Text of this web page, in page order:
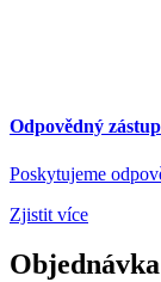
Odpovědný
Poskytujeme
Zjistit více